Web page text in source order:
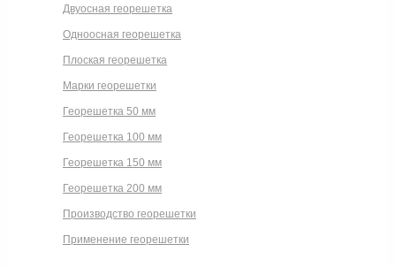
Двуосная георешетка
Одноосная георешетка
Плоская георешетка
Марки георешетки
Георешетка 50 мм
Георешетка 100 мм
Георешетка 150 мм
Георешетка 200 мм
Производство георешетки
Применение георешетки